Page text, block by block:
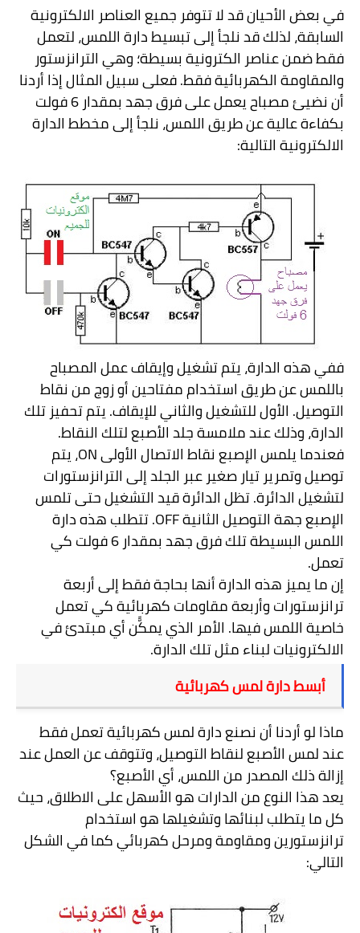
في بعض الأحيان قد لا تتوفر جميع العناصر الالكترونية
السابقة، لذلك قد نلجأ إلى تبسيط دارة اللمس، لتعمل
فقط ضمن عناصر الكترونية بسيطة؛ وهي الترانزستور
والمقاومة الكهربائية فقط. فعلى سبيل المثال إذا أردنا
أن نضيئ مصباح يعمل على فرق جهد بمقدار 6 فولت
بكفاءة عالية عن طريق اللمس، نلجأ إلى مخطط الدارة
الالكترونية التالية:
ففي هذه الدارة، يتم تشغيل وإيقاف عمل المصباح
باللمس عن طريق استخدام مفتاحين أو زوج من نقاط
التوصيل. الأول للتشغيل والثاني للإيقاف. يتم تحفيز تلك
الدارة، وذلك عند ملامسة جلد الأصبع لتلك النقاط.
فعندما يلمس الإصبع نقاط الاتصال الأولىON، يتم
توصيل وتمرير تيار صغير عبر الجلد إلى الترانزستورات
لتشغيل الدائرة. تظل الدائرة قيد التشغيل حتى تلمس
الإصبع جهة التوصيل الثانيةOFF. تتطلب هذه دارة
اللمس البسيطة تلك فرق جهد بمقدار 6 فولت كي
تعمل.
إن ما يميز هذه الدارة أنها بحاجة فقط إلى أربعة
ترانزستورات وأربعة مقاومات كهربائية كي تعمل
خاصية اللمس فيها. الأمر الذي يمكًّن أي مبتدئ في
الالكترونيات لبناء مثل تلك الدارة.
أبسط دارة لمس كهربائية
ماذا لو أردنا أن نصنع دارة لمس كهربائية تعمل فقط
عند لمس الأصبع لنقاط التوصيل، وتتوقف عن العمل عند
إزالة ذلك المصدر من اللمس، أي الأصبع؟
يعد هذا النوع من الدارات هو الأسهل على الاطلاق، حيث
كل ما يتطلب لبنائها وتشغيلها هو استخدام
ترانزستورين ومقاومة ومرحل كهربائي كما في الشكل
التالي: